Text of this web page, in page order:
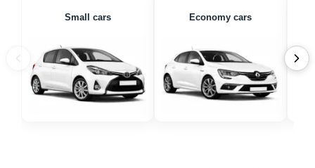
Small cars Economy cars